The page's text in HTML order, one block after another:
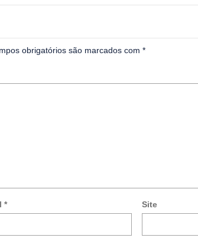
obrigatórios são marcados com *
*
Site